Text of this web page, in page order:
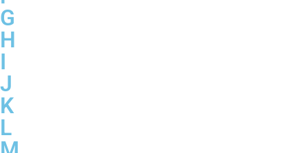
G
H
I
J
K
L